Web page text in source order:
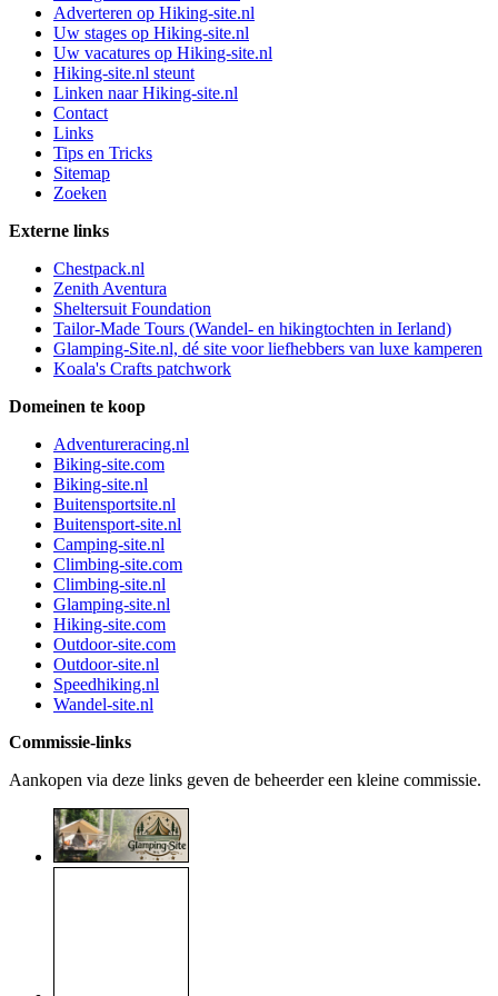
Adverteren op Hiking-site.nl
Uw stages op Hiking-site.nl
Uw vacatures op Hiking-site.nl
Hiking-site.nl steunt
Linken naar Hiking-site.nl
Contact
Links
Tips en Tricks
Sitemap
Zoeken
Externe links
Chestpack.nl
Zenith Aventura
Sheltersuit Foundation
Tailor-Made Tours (Wandel- en hikingtochten in Ierland)
Glamping-Site.nl, dé site voor liefhebbers van luxe kamperen
Koala's Crafts patchwork
Domeinen te koop
Adventureracing.nl
Biking-site.com
Biking-site.nl
Buitensportsite.nl
Buitensport-site.nl
Camping-site.nl
Climbing-site.com
Climbing-site.nl
Glamping-site.nl
Hiking-site.com
Outdoor-site.com
Outdoor-site.nl
Speedhiking.nl
Wandel-site.nl
Commissie-links
Aankopen via deze links geven de beheerder een kleine commissie.